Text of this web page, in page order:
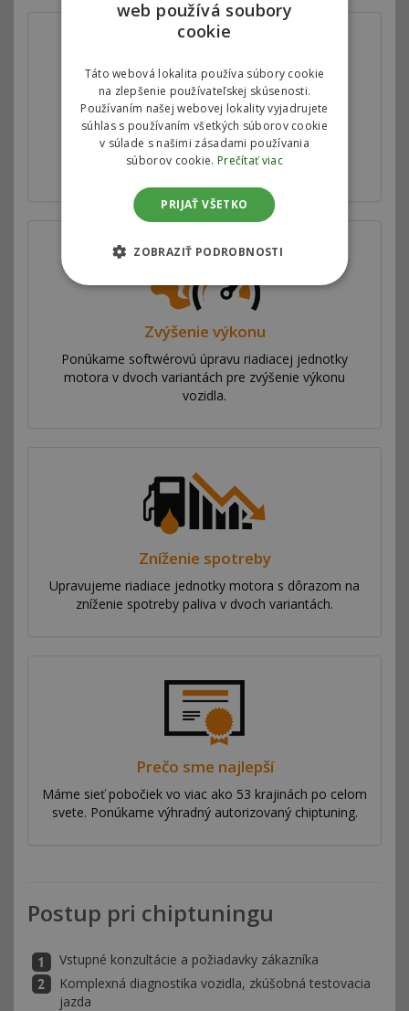
Autorizovaný chiptuning
Motorové mapy v riadiacej jednotke motora
upravujeme v spolupráci s automobilkami.
Zvýšenie výkonu
Ponúkame softwérovú úpravu riadiacej jednotky
motora v dvoch variantách pre zvýšenie výkonu
vozidla.
Zníženie spotreby
Upravujeme riadiace jednotky motora s dôrazom na
zníženie spotreby paliva v dvoch variantách.
Prečo sme najlepší
Máme sieť pobočiek vo viac ako 53 krajinách po celom
svete. Ponúkame výhradný autorizovaný chiptuning.
Postup pri chiptuningu
Vstupné konzultácie a požiadavky zákazníka
Komplexná diagnostika vozidla, zkúšobná testovacia
jazda
web používá soubory
cookie
Táto webová lokalita používa súbory cookie
na zlepšenie používateľskej skúsenosti.
Používaním našej webovej lokality vyjadrujete
súhlas s používaním všetkých súborov cookie
v súlade s našimi zásadami používania
súborov cookie. Prečítať viac
PRIJAŤ VŠETKO
ZOBRAZIŤ PODROBNOSTI